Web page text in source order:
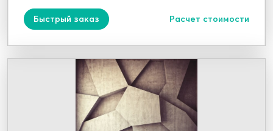
Быстрый заказ Расчет стоимости